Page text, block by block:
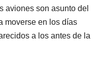
aviones son asunto del
moverse en los días
a los antes de la